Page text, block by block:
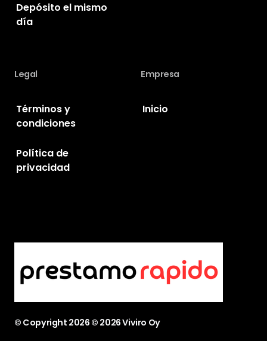
© Copyright 2026 © 2026 Viviro Oy
Depósito el mismo
día
Legal
Términos y
condiciones
Política de
privacidad
Empresa
Inicio